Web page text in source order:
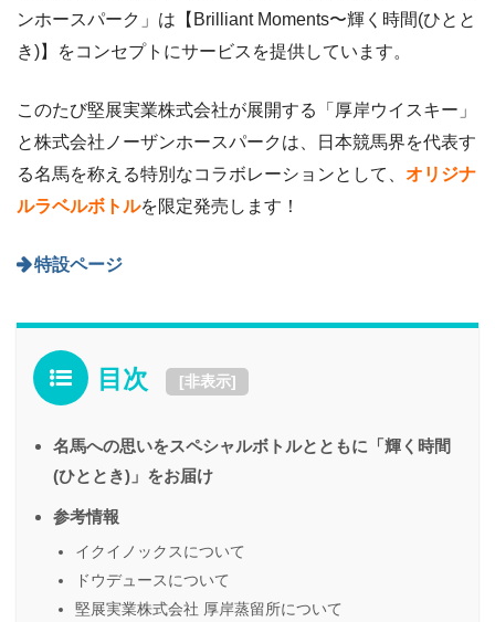
ンホースパーク」は【Brilliant Moments〜輝く時間(ひとと
き)】をコンセプトにサービスを提供しています。
このたび堅展実業株式会社が展開する「厚岸ウイスキー」
と株式会社ノーザンホースパークは、日本競馬界を代表す
る名馬を称える特別なコラボレーションとして、 オリジナ
ルラベルボトルを限定発売します！
特設ページ
目次 [非表示]
名馬への思いをスペシャルボトルとともに「輝く時間
(ひととき)」をお届け
参考情報
イクイノックスについて
ドウデュースについて
堅展実業株式会社 厚岸蒸留所について